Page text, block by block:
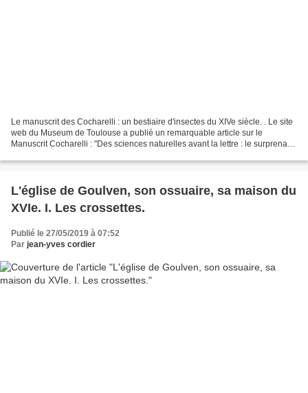
Le manuscrit des Cocharelli : un bestiaire d'insectes du XIVe siècle. . Le site
web du Museum de Toulouse a publié un remarquable article sur le
Manuscrit Cocharelli : "Des sciences naturelles avant la lettre : le surprenant
L'église de Goulven, son ossuaire, sa maison du
XVIe. I. Les crossettes.
Publié le 27/05/2019 à 07:52
Par jean-yves cordier